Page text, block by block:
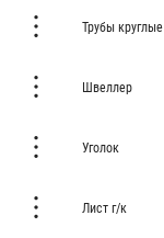
Трубы круглые
Швеллер
Уголок
Лист г/к